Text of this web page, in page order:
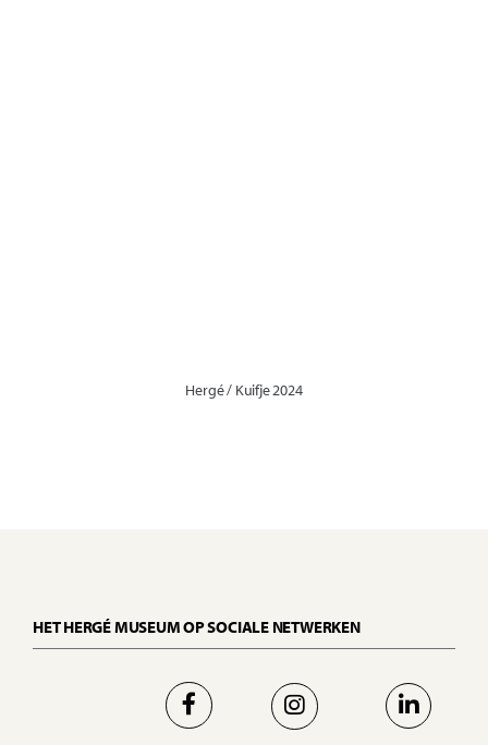
Hergé / Kuifje 2024
HET HERGÉ MUSEUM OP SOCIALE NETWERKEN